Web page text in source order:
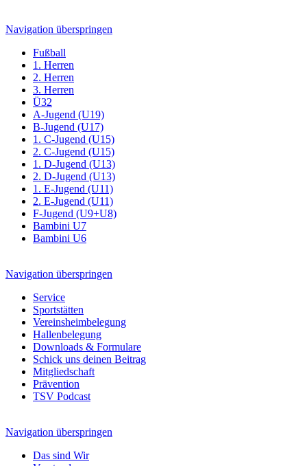
Navigation überspringen
Fußball
1. Herren
2. Herren
3. Herren
Ü32
A-Jugend (U19)
B-Jugend (U17)
1. C-Jugend (U15)
2. C-Jugend (U15)
1. D-Jugend (U13)
2. D-Jugend (U13)
1. E-Jugend (U11)
2. E-Jugend (U11)
F-Jugend (U9+U8)
Bambini U7
Bambini U6
Navigation überspringen
Service
Sportstätten
Vereinsheimbelegung
Hallenbelegung
Downloads & Formulare
Schick uns deinen Beitrag
Mitgliedschaft
Prävention
TSV Podcast
Navigation überspringen
Das sind Wir